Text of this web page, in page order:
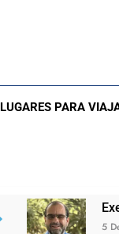
LUGARES PARA
5